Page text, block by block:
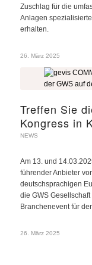
Zuschlag für die
Anlagen
erhalten.
26. März 2025
Treffen Sie
Kongress in
NEWS
Am 13. und
führender Anbieter
deutschsprachigen
die GWS
Branchenevent für
26. März 2025